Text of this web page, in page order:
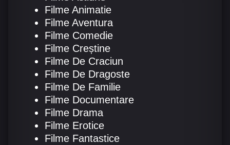
Filme Animatie
Filme Aventura
Filme Comedie
Filme Creștine
Filme De Craciun
Filme De Dragoste
Filme De Familie
Filme Documentare
Filme Drama
Filme Erotice
Filme Fantastice